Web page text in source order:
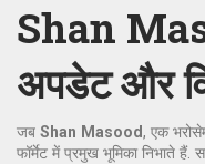
Shan
अपडेट और
जब Shan Masood, एक
फॉर्मेट में प्रमुख भूमिका निभाते हैं.